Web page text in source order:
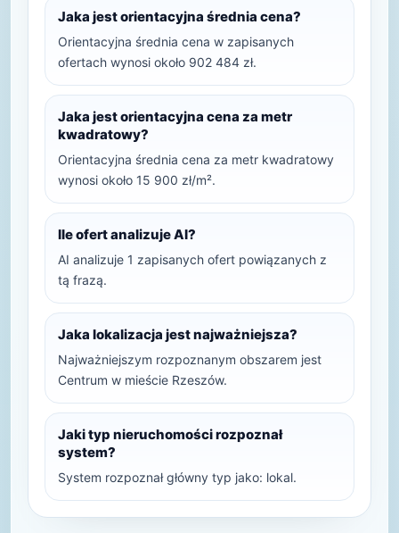
Jaka jest orientacyjna średnia cena?
Orientacyjna średnia cena w zapisanych
ofertach wynosi około 902 484 zł.
Jaka jest orientacyjna cena za metr
kwadratowy?
Orientacyjna średnia cena za metr kwadratowy
wynosi około 15 900 zł/m².
Ile ofert analizuje AI?
AI analizuje 1 zapisanych ofert powiązanych z
tą frazą.
Jaka lokalizacja jest najważniejsza?
Najważniejszym rozpoznanym obszarem jest
Centrum w mieście Rzeszów.
Jaki typ nieruchomości rozpoznał
system?
System rozpoznał główny typ jako: lokal.